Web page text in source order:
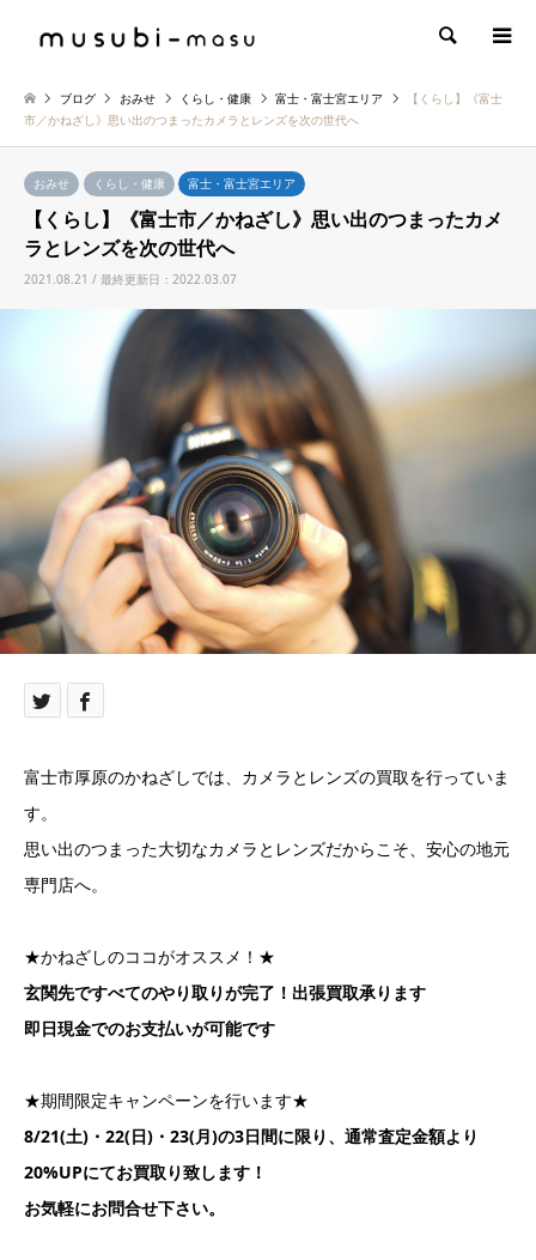
検索
ブログ おみせ くらし・健康 富士・富士宮エリア
【くらし】《富士
市／かねざし》思い出のつまったカメラとレンズを次の世代へ
おみせ くらし・健康 富士・富士宮エリア
【くらし】《富士市／かねざし》思い出のつまったカメ
ラとレンズを次の世代へ
2021.08.21 / 最終更新日：2022.03.07
富士市厚原のかねざしでは、カメラとレンズの買取を行っていま
す。
思い出のつまった大切なカメラとレンズだからこそ、安心の地元
専門店へ。
★かねざしのココがオススメ！★
玄関先ですべてのやり取りが完了！出張買取承ります
即日現金でのお支払いが可能です
★期間限定キャンペーンを行います★
8/21(土)・22(日)・23(月)の3日間に限り、通常査定金額より
20%UPにてお買取り致します！
お気軽にお問合せ下さい。